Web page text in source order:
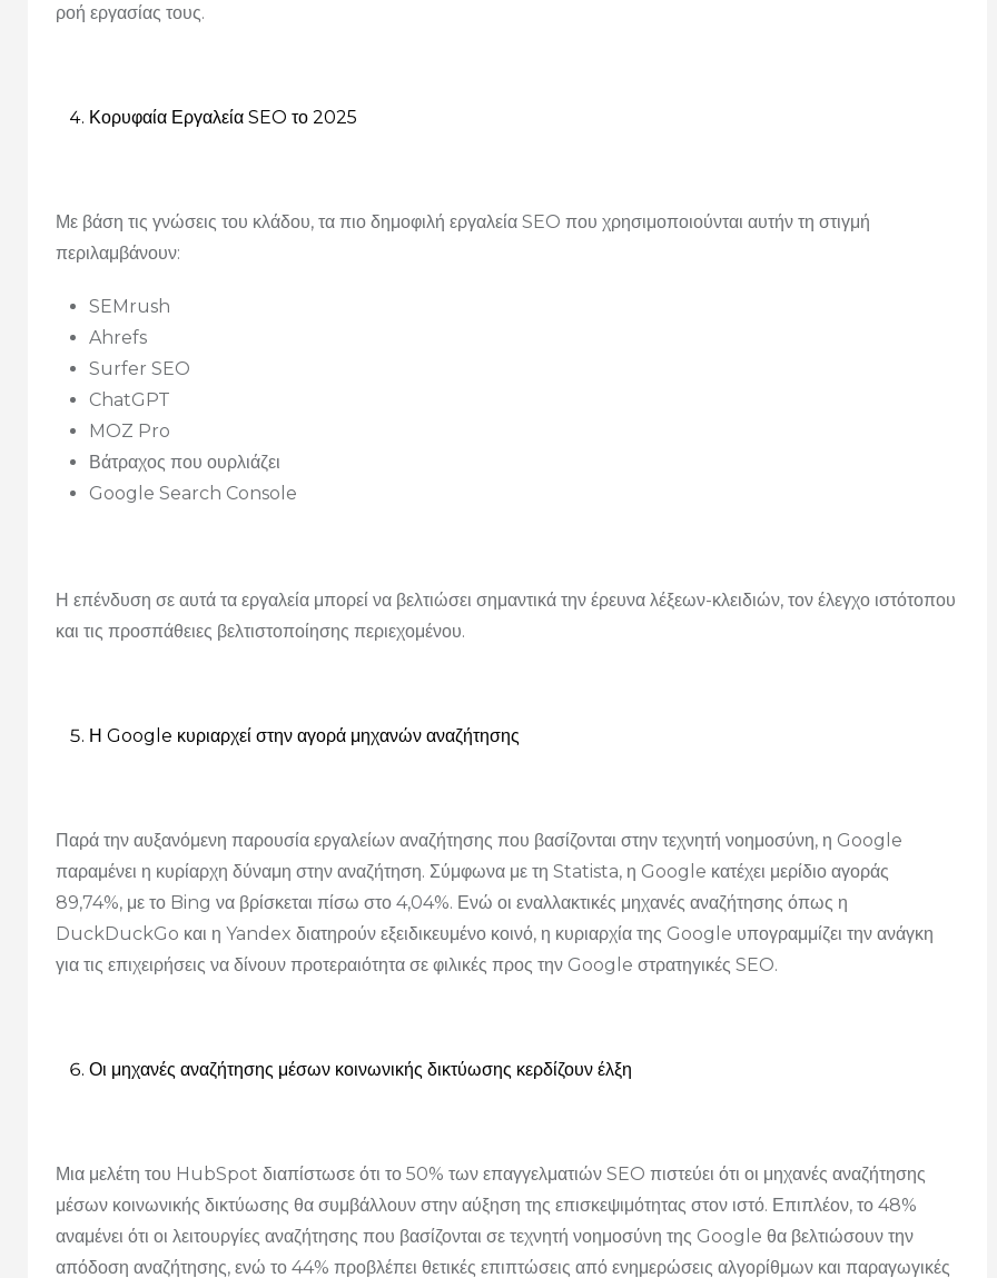
ροή εργασίας τους.
Κορυφαία Εργαλεία SEO το 2025
Με βάση τις γνώσεις του κλάδου, τα πιο δημοφιλή εργαλεία SEO που χρησιμοποιούνται αυτήν τη στιγμή
περιλαμβάνουν:
SEMrush
Ahrefs
Surfer SEO
ChatGPT
MOZ Pro
Βάτραχος που ουρλιάζει
Google Search Console
Η επένδυση σε αυτά τα εργαλεία μπορεί να βελτιώσει σημαντικά την έρευνα λέξεων-κλειδιών, τον έλεγχο ιστότοπου
και τις προσπάθειες βελτιστοποίησης περιεχομένου.
Η Google κυριαρχεί στην αγορά μηχανών αναζήτησης
Παρά την αυξανόμενη παρουσία εργαλείων αναζήτησης που βασίζονται στην τεχνητή νοημοσύνη, η Google
παραμένει η κυρίαρχη δύναμη στην αναζήτηση. Σύμφωνα με τη Statista, η Google κατέχει μερίδιο αγοράς
89,74%, με το Bing να βρίσκεται πίσω στο 4,04%. Ενώ οι εναλλακτικές μηχανές αναζήτησης όπως η
DuckDuckGo και η Yandex διατηρούν εξειδικευμένο κοινό, η κυριαρχία της Google υπογραμμίζει την ανάγκη
για τις επιχειρήσεις να δίνουν προτεραιότητα σε φιλικές προς την Google στρατηγικές SEO.
Οι μηχανές αναζήτησης μέσων κοινωνικής δικτύωσης κερδίζουν έλξη
Μια μελέτη του HubSpot διαπίστωσε ότι το 50% των επαγγελματιών SEO πιστεύει ότι οι μηχανές αναζήτησης
μέσων κοινωνικής δικτύωσης θα συμβάλλουν στην αύξηση της επισκεψιμότητας στον ιστό. Επιπλέον, το 48%
αναμένει ότι οι λειτουργίες αναζήτησης που βασίζονται σε τεχνητή νοημοσύνη της Google θα βελτιώσουν την
απόδοση αναζήτησης, ενώ το 44% προβλέπει θετικές επιπτώσεις από ενημερώσεις αλγορίθμων και παραγωγικές